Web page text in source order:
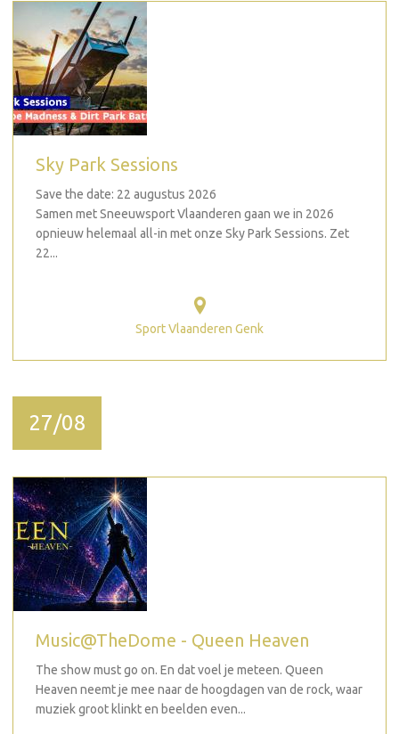
Sky Park Sessions
Save the date: 22 augustus 2026
Samen met Sneeuwsport Vlaanderen gaan we in 2026
opnieuw helemaal all-in met onze Sky Park Sessions. Zet
22...
Sport Vlaanderen Genk
27/08
Music@TheDome - Queen Heaven
The show must go on. En dat voel je meteen. Queen
Heaven neemt je mee naar de hoogdagen van de rock, waar
muziek groot klinkt en beelden even...